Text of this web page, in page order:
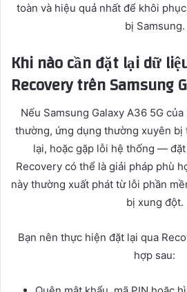
toàn và hiệu quả nhất để khôi
bị Samsung.
Khi nào cần đặt lại dữ
Recovery trên Samsung
Nếu Samsung Galaxy A36 5G
thường, ứng dụng thường xuyên bị
lại, hoặc gặp lỗi hệ thống —
Recovery có thể là giải pháp phù
này thường xuất phát từ lỗi phần
bị xung đột.
Bạn nên thực hiện đặt lại qua
hợp sau: